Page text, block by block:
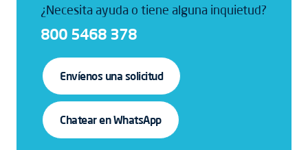
¿Necesita ayuda o tiene alguna inquietud?
800 5468 378
Envíenos una solicitud
Chatear en WhatsApp